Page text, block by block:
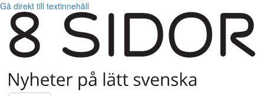
Gå direkt till textinnehåll